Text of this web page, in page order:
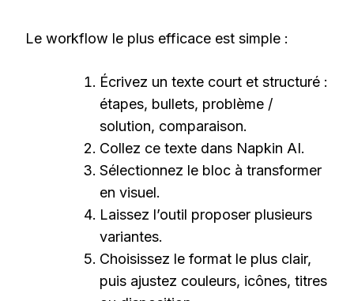
Le workflow le plus efficace est simple :
Écrivez un texte court et structuré :
étapes, bullets, problème /
solution, comparaison.
Collez ce texte dans Napkin AI.
Sélectionnez le bloc à transformer
en visuel.
Laissez l’outil proposer plusieurs
variantes.
Choisissez le format le plus clair,
puis ajustez couleurs, icônes, titres